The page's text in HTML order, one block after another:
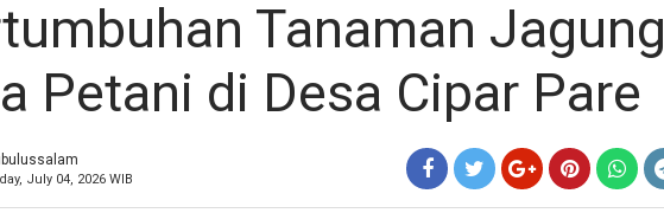
Tanaman Jagung
Petani di Desa Cipar Pare
July 04, 2026 WIB